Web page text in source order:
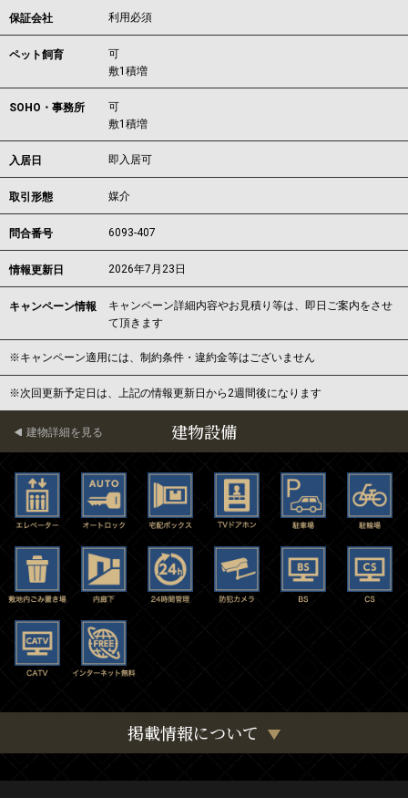
保証会社 利用必須
ペット飼育
可
敷1積増
SOHO・事務所
可
敷1積増
入居日 即入居可
取引形態 媒介
問合番号 6093-407
情報更新日 2026年7月23日
キャンペーン情報
キャンペーン詳細内容やお見積り等は、即日ご案内をさせ
て頂きます
※キャンペーン適用には、制約条件・違約金等はございません
※次回更新予定日は、上記の情報更新日から2週間後になります
建物設備
建物詳細を見る
掲載情報について